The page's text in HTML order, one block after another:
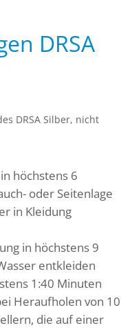
DRSA
DRSA Silber, nicht
höchstens 6
oder Seitenlage
in Kleidung
in höchstens 9
entkleiden
1:40 Minuten
Heraufholen von 10
die auf einer